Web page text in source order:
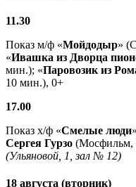
11.30
Показ м/ф «Мойдодыр»
«Ивашка из Дворца
мин.); «Паровозик из
10 мин.), 0+
17.00
Показ х/ф «Смелые люди
Сергея Гурзо (Мосфильм,
(Ульяновой, 1, зал № 12)
18 августа (вторник)